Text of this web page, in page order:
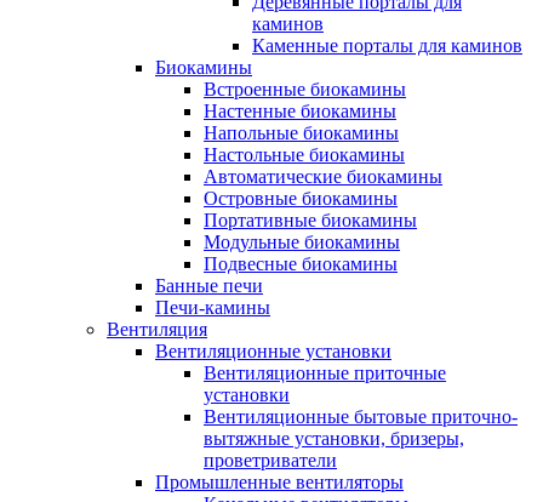
каминов
Каменные порталы для каминов
Биокамины
Встроенные биокамины
Настенные биокамины
Напольные биокамины
Настольные биокамины
Автоматические биокамины
Островные биокамины
Портативные биокамины
Модульные биокамины
Подвесные биокамины
Банные печи
Печи-камины
Вентиляция
Вентиляционные установки
Вентиляционные приточные
установки
Вентиляционные бытовые приточно-
вытяжные установки, бризеры,
проветриватели
Промышленные вентиляторы